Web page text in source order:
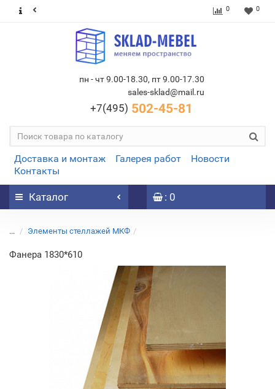
0 0
пн - чт 9.00-18.30, пт 9.00-17.30
sales-sklad@mail.ru
+7(495) 502-45-81
Доставка и монтаж Галерея работ
Новости
Контакты
Каталог : 0
... Элементы стеллажей МКФ
Фанера 1830*610